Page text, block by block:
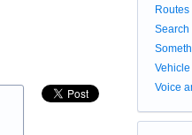
Routes
Search
Vehicle
Voice